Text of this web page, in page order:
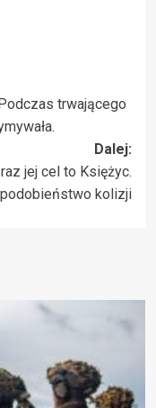
trwającego
Dalej:
jej cel to Księżyc.
kolizji